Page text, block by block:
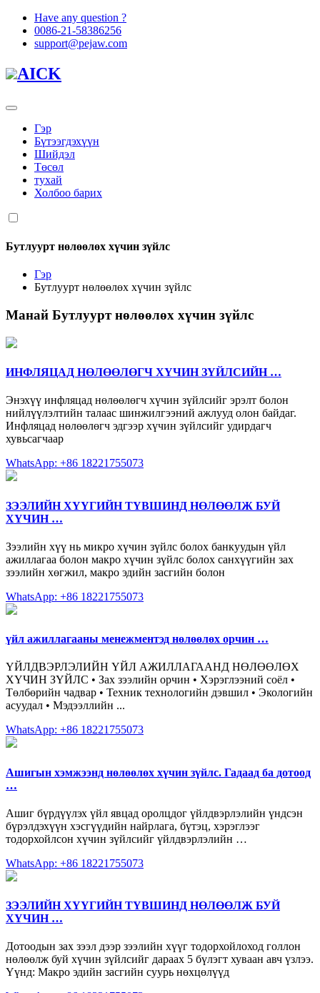
Have any question ?
0086-21-58386256
support@pejaw.com
AICK
Гэр
Бүтээгдэхүүн
Шийдэл
Төсөл
тухай
Холбоо барих
Бутлуурт нөлөөлөх хүчин зүйлс
Гэр
Бутлуурт нөлөөлөх хүчин зүйлс
Манай Бутлуурт нөлөөлөх хүчин зүйлс
ИНФЛЯЦАД НӨЛӨӨЛӨГЧ ХҮЧИН ЗҮЙЛСИЙН …
Энэхүү инфляцад нөлөөлөгч хүчин зүйлсийг эрэлт болон
нийлүүлэлтийн талаас шинжилгээний ажлууд олон байдаг.
Инфляцад нөлөөлөгч эдгээр хүчин зүйлсийг удирдагч
хувьсагчаар
WhatsApp: +86 18221755073
ЗЭЭЛИЙН ХҮҮГИЙН ТҮВШИНД НӨЛӨӨЛЖ БУЙ
ХҮЧИН …
Зээлийн хүү нь микро хүчин зүйлс болох банкуудын үйл
ажиллагаа болон макро хүчин зүйлс болох санхүүгийн зах
зээлийн хөгжил, макро эдийн засгийн болон
WhatsApp: +86 18221755073
үйл ажиллагааны менежментэд нөлөөлөх орчин …
ҮЙЛДВЭРЛЭЛИЙН ҮЙЛ АЖИЛЛАГААНД НӨЛӨӨЛӨХ
ХҮЧИН ЗҮЙЛС • Зах зээлийн орчин • Хэрэглээний соёл •
Төлбөрийн чадвар • Техник технологийн дэвшил • Экологийн
асуудал • Мэдээллийн ...
WhatsApp: +86 18221755073
Ашигын хэмжээнд нөлөөлөх хүчин зүйлс. Гадаад ба дотоод
…
Ашиг бүрдүүлэх үйл явцад оролцдог үйлдвэрлэлийн үндсэн
бүрэлдэхүүн хэсгүүдийн найрлага, бүтэц, хэрэглээг
тодорхойлсон хүчин зүйлсийг үйлдвэрлэлийн …
WhatsApp: +86 18221755073
ЗЭЭЛИЙН ХҮҮГИЙН ТҮВШИНД НӨЛӨӨЛЖ БУЙ
ХҮЧИН …
Дотоодын зах зээл дээр зээлийн хүүг тодорхойлоход голлон
нөлөөлж буй хүчин зүйлсийг дараах 5 бүлэгт хуваан авч үзлээ.
Үүнд: Макро эдийн засгийн суурь нөхцөлүүд